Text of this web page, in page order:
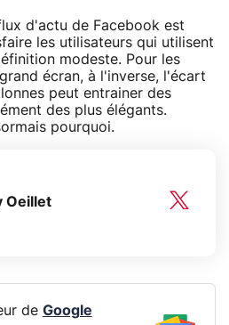
d'actu de Facebook est
les utilisateurs qui utilisent
modeste. Pour les
écran, à l'inverse, l'écart
peut entrainer des
des plus élégants.
pourquoi.
Oeillet
de Google